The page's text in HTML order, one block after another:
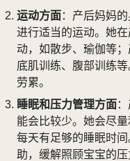
运动方面：产后妈妈
进行适当的运动。她
动，如散步、瑜伽等
底肌训练、腹部训练
劳累。
睡眠和压力管理方面
能会比较少。她会尽
每天有足够的睡眠时
助，缓解照顾宝宝的压